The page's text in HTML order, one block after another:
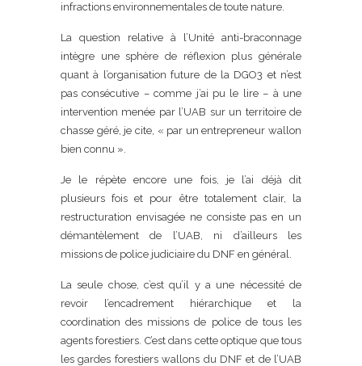
infractions environnementales de toute nature.
La question relative à l’Unité anti-braconnage
intègre une sphère de réflexion plus générale
quant à l’organisation future de la DGO3 et n’est
pas consécutive – comme j’ai pu le lire – à une
intervention menée par l’UAB sur un territoire de
chasse géré, je cite, « par un entrepreneur wallon
bien connu ».
Je le répète encore une fois, je l’ai déjà dit
plusieurs fois et pour être totalement clair, la
restructuration envisagée ne consiste pas en un
démantèlement de l’UAB, ni d’ailleurs les
missions de police judiciaire du DNF en général.
La seule chose, c’est qu’il y a une nécessité de
revoir l’encadrement hiérarchique et la
coordination des missions de police de tous les
agents forestiers. C’est dans cette optique que tous
les gardes forestiers wallons du DNF et de l’UAB